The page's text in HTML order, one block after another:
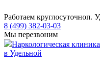
Работаем круглосуточноп.
8 (499) 382-03-03
Мы перезвоним
Наркологическая клиника
в Удельной